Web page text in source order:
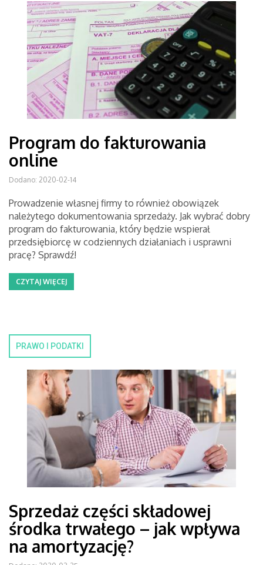
Program do fakturowania
online
Dodano: 2020-02-14
Prowadzenie własnej firmy to również obowiązek
należytego dokumentowania sprzedaży. Jak wybrać dobry
program do fakturowania, który będzie wspierał
przedsiębiorcę w codziennych działaniach i usprawni
pracę? Sprawdź!
CZYTAJ WIĘCEJ
PRAWO I PODATKI
Sprzedaż części składowej
środka trwałego – jak wpływa
na amortyzację?